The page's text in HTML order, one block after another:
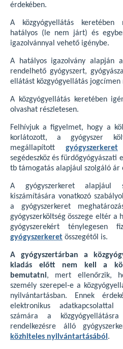
érdekében.
A közgyógyellátás keretében
hatályos (le nem járt) és
igazolvánnyal vehető igénybe.
A hatályos igazolvány alapján
rendelhető gyógyszert,
ellátást közgyógyellátás
A közgyógyellátás keretében
olvashat részletesen.
Felhívjuk a figyelmet, hogy a
korlátozott, a gyógyszer
megállapított gyógyszerkeret
segédeszköz és fürdőgyógyászati
tb támogatás alapjául szolgáló
A gyógyszerkeret alapjául
kiszámítására vonatkozó
a gyógyszerkeret
gyógyszerköltség összege eltér a
gyógyszerekért ténylegesen
gyógyszerkeret összegétől is.
A gyógyszertárban a
kiadás előtt nem kell a
bemutatni, mert ellenőrzik,
személy szerepel-e a
nyilvántartásban. Ennek
elektronikus
számára a
rendelkezésre álló
közhiteles nyilvántartásából .